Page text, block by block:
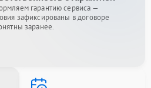
гарантию сервиса —
зафиксированы в договоре
заранее.